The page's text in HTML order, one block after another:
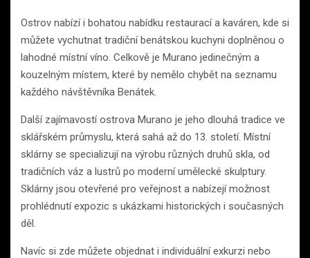
Ostrov nabízí i bohatou nabídku restaurací a kaváren, kde si
můžete vychutnat tradiční benátskou kuchyni doplněnou o
lahodné místní víno. Celkově je Murano jedinečným a
kouzelným místem, které by nemělo chybět na seznamu
každého návštěvníka Benátek.
Další zajímavostí ostrova Murano je jeho dlouhá tradice ve
sklářském průmyslu, která sahá až do 13. století. Místní
sklárny se specializují na výrobu různých druhů skla, od
tradičních váz a lustrů po moderní umělecké skulptury.
Sklárny jsou otevřené pro veřejnost a nabízejí možnost
prohlédnutí expozic s ukázkami historických i současných
děl.
Navíc si zde můžete objednat i individuální exkurzi nebo